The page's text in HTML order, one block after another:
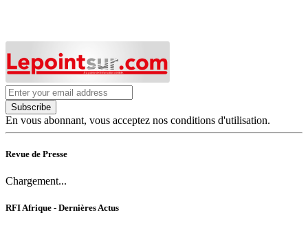
Subscribe
En vous abonnant, vous acceptez nos conditions d'utilisation.
Revue de Presse
Chargement...
RFI Afrique - Dernières Actus